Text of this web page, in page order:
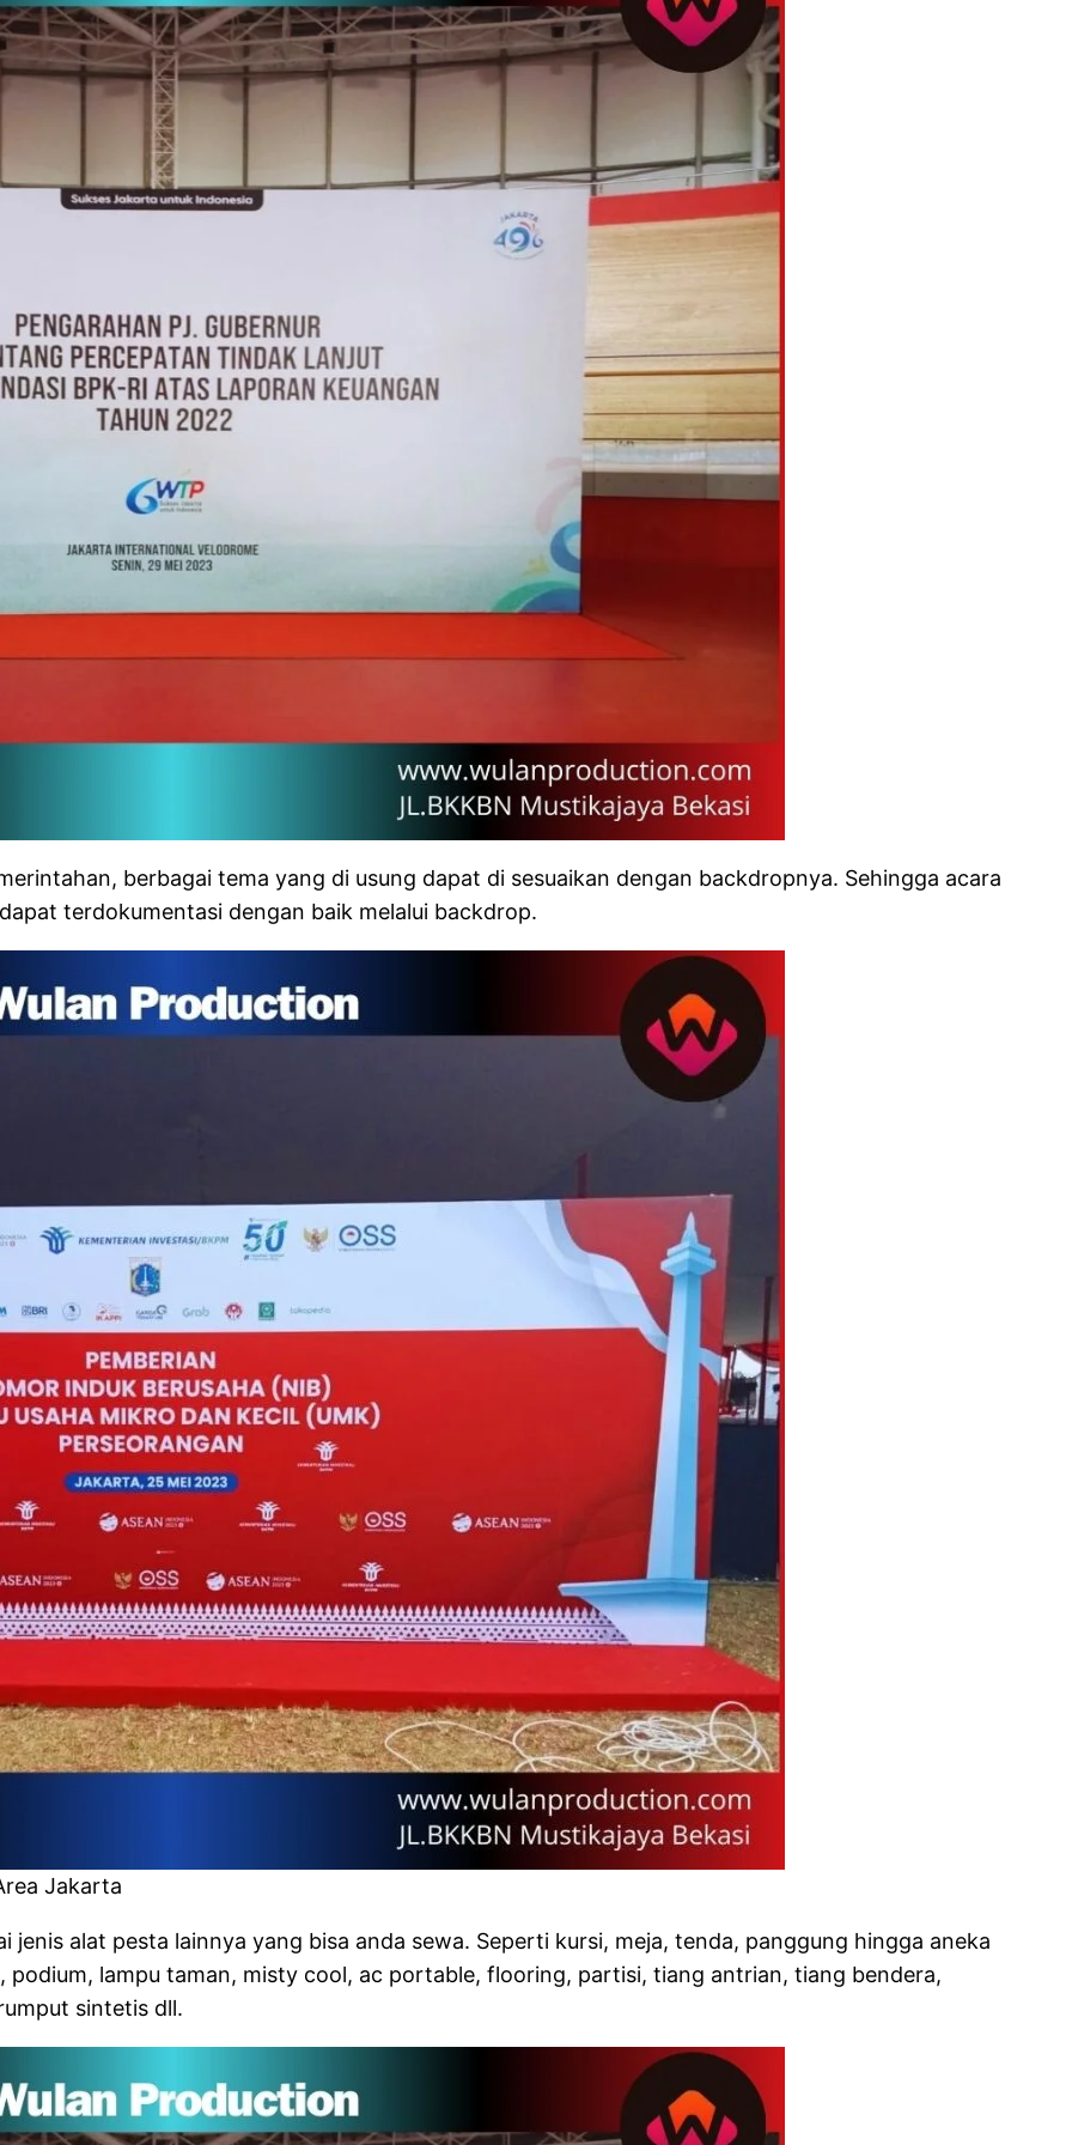
berbagai tema yang di usung dapat di sesuaikan dengan backdropnya. Sehingga acara
terdokumentasi dengan baik melalui backdrop.
Jakarta
jenis alat pesta lainnya yang bisa anda sewa. Seperti kursi, meja, tenda, panggung hingga aneka
podium, lampu taman, misty cool, ac portable, flooring, partisi, tiang antrian, tiang bendera,
sintetis dll.